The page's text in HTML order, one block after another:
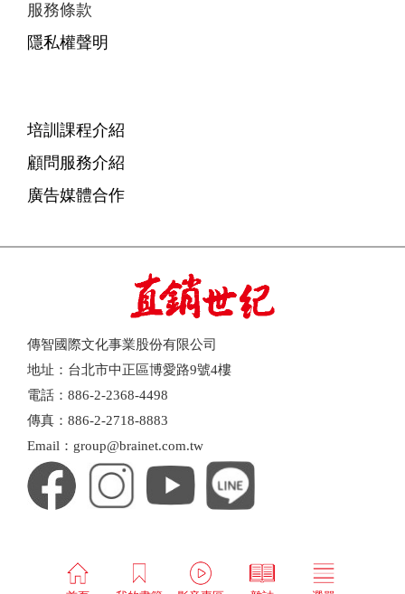
服務條款
隱私權聲明
培訓課程介紹
顧問服務介紹
廣告媒體合作
傳智國際文化事業股份有限公司
地址：台北市中正區博愛路9號4樓
電話：886-2-2368-4498
傳真：886-2-2718-8883
Email：group@brainet.com.tw